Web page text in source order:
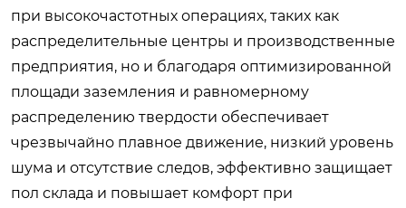
при высокочастотных операциях, таких как
распределительные центры и производственные
предприятия, но и благодаря оптимизированной
площади заземления и равномерному
распределению твердости обеспечивает
чрезвычайно плавное движение, низкий уровень
шума и отсутствие следов, эффективно защищает
пол склада и повышает комфорт при